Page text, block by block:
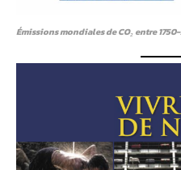
Émissions mondiales de CO₂ entre 1750-